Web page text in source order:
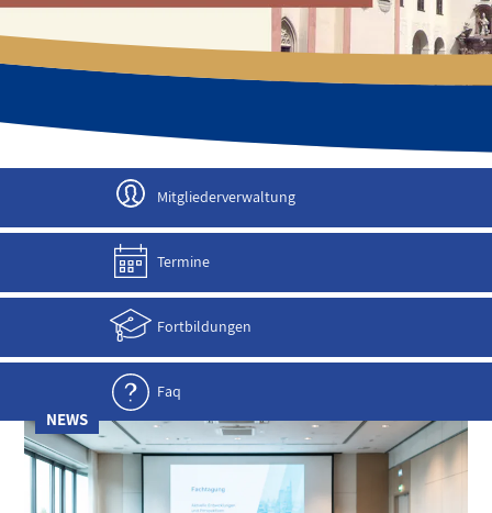
Mitgliederverwaltung
Termine
Fortbildungen
Faq
NEWS